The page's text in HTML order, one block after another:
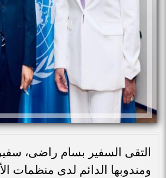
التقى السفير بسام راضى،
ومندوبها الدائم لدى منظمات